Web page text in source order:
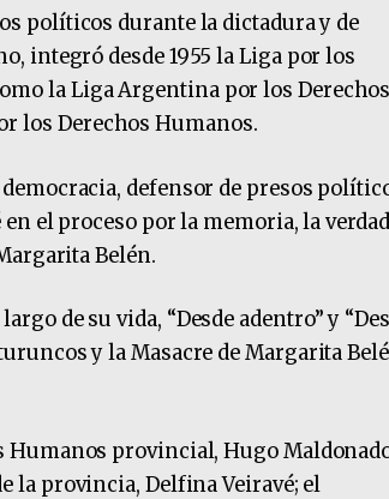
políticos durante la dictadura y de
integró desde 1955 la Liga por los
la Liga Argentina por los Derechos
los Derechos Humanos.
defensor de presos
el proceso por la memoria, la
Belén.
de su vida, “Desde adentro” y
y la Masacre de Margarita
Humanos provincial, Hugo
la provincia, Delfina Veiravé; el